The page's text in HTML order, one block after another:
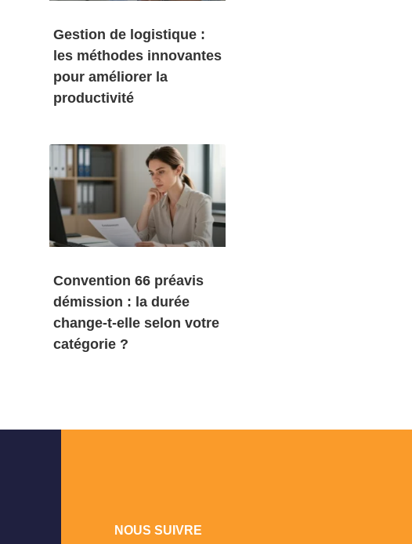
Gestion de logistique :
les méthodes innovantes
pour améliorer la
productivité
Convention 66 préavis
démission : la durée
change-t-elle selon votre
catégorie ?
NOUS SUIVRE